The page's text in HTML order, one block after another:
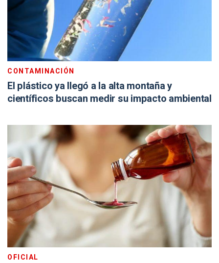
CONTAMINACIÓN
El plástico ya llegó a la alta montaña y
científicos buscan medir su impacto ambiental
OFICIAL